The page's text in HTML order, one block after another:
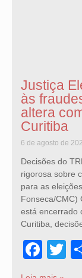
Justiça
às
altera
Curitiba
6 de agosto de
Decisões do
rigorosa sobre
para as
Fonseca/CMC)
está encerrado
Curitiba,